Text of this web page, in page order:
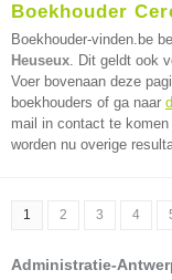
Boekhouder
Boekhouder-vinden.be
Heuseux. Dit geldt ook
Voer bovenaan deze
boekhouders of ga naar
mail in contact te
worden nu overige
1 2 3 4
Administratie-